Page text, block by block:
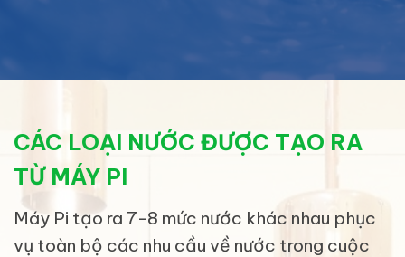
CÁC LOẠI NƯỚC ĐƯỢC TẠO RA
TỪ MÁY PI
Máy Pi tạo ra 7-8 mức nước khác nhau phục
vụ toàn bộ các nhu cầu về nước trong cuộc